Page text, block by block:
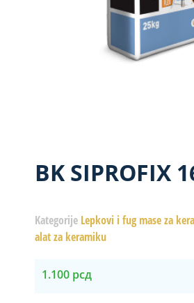
BK SIPROFIX
Kategorije Lepkovi i fug mase za
alat za keramiku
1.100 рсд